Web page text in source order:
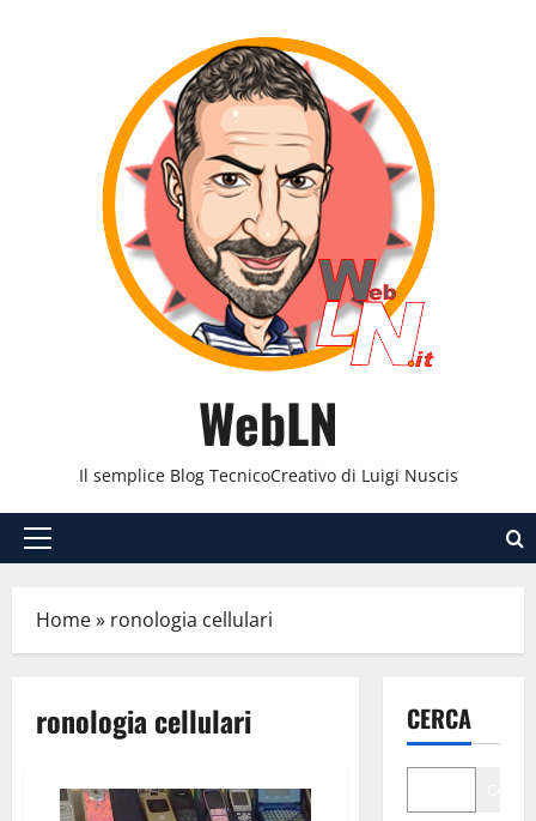
WebLN
Il semplice Blog TecnicoCreativo di Luigi Nuscis
Menu
Home» ronologia cellulari
ronologia cellulari CERCA